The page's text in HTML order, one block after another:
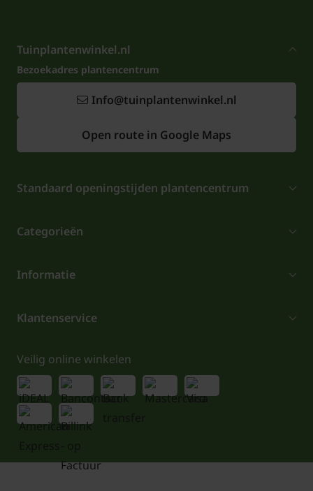
Tuinplantenwinkel.nl
Bezoekadres plantencentrum
Info@tuinplantenwinkel.nl
Open route in Google Maps
Standaard openingstijden plantencentrum
Categorieën
Informatie
Klantenservice
Veilig online winkelen